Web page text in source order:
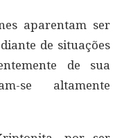
aparentam ser
de situações
de sua
se altamente